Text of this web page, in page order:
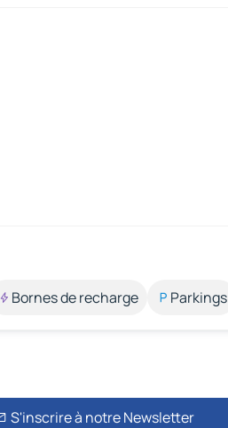
Bornes de recharge Parkings
S'inscrire à notre Newsletter